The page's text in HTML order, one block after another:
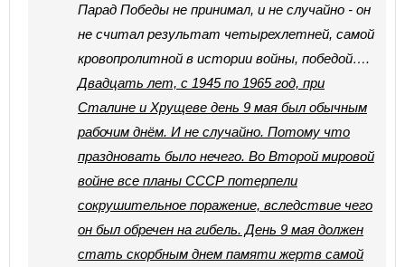
Парад Победы не принимал, и не случайно - он
не считал результат четырехлетней, самой
кровопролитной в истории войны, победой….
Двадцать лет, с 1945 по 1965 год, при
Сталине и Хрущеве день 9 мая был обычным
рабочим днём. И не случайно. Потому что
праздновать было нечего. Во Второй мировой
войне все планы СССР потерпели
сокрушительное поражение, вследствие чего
он был обречен на гибель. День 9 мая должен
стать скорбным днем памяти жертв самой